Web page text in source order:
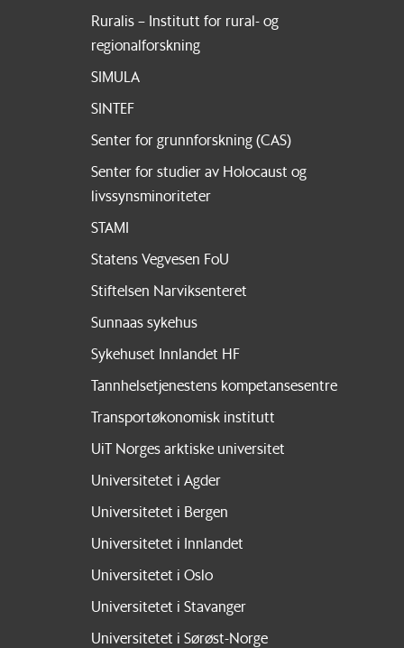
Ruralis – Institutt for rural- og
regionalforskning
SIMULA
SINTEF
Senter for grunnforskning (CAS)
Senter for studier av Holocaust og
livssynsminoriteter
STAMI
Statens Vegvesen FoU
Stiftelsen Narviksenteret
Sunnaas sykehus
Sykehuset Innlandet HF
Tannhelsetjenestens kompetansesentre
Transportøkonomisk institutt
UiT Norges arktiske universitet
Universitetet i Agder
Universitetet i Bergen
Universitetet i Innlandet
Universitetet i Oslo
Universitetet i Stavanger
Universitetet i Sørøst-Norge